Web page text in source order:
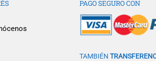
PAGO SEGURO CON
TAMBIÉN